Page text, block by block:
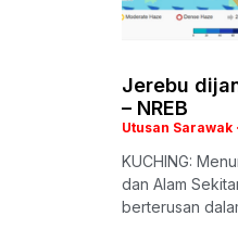
Jerebu
– NREB
Utusan Sarawak
KUCHING:
dan Alam
berterusan